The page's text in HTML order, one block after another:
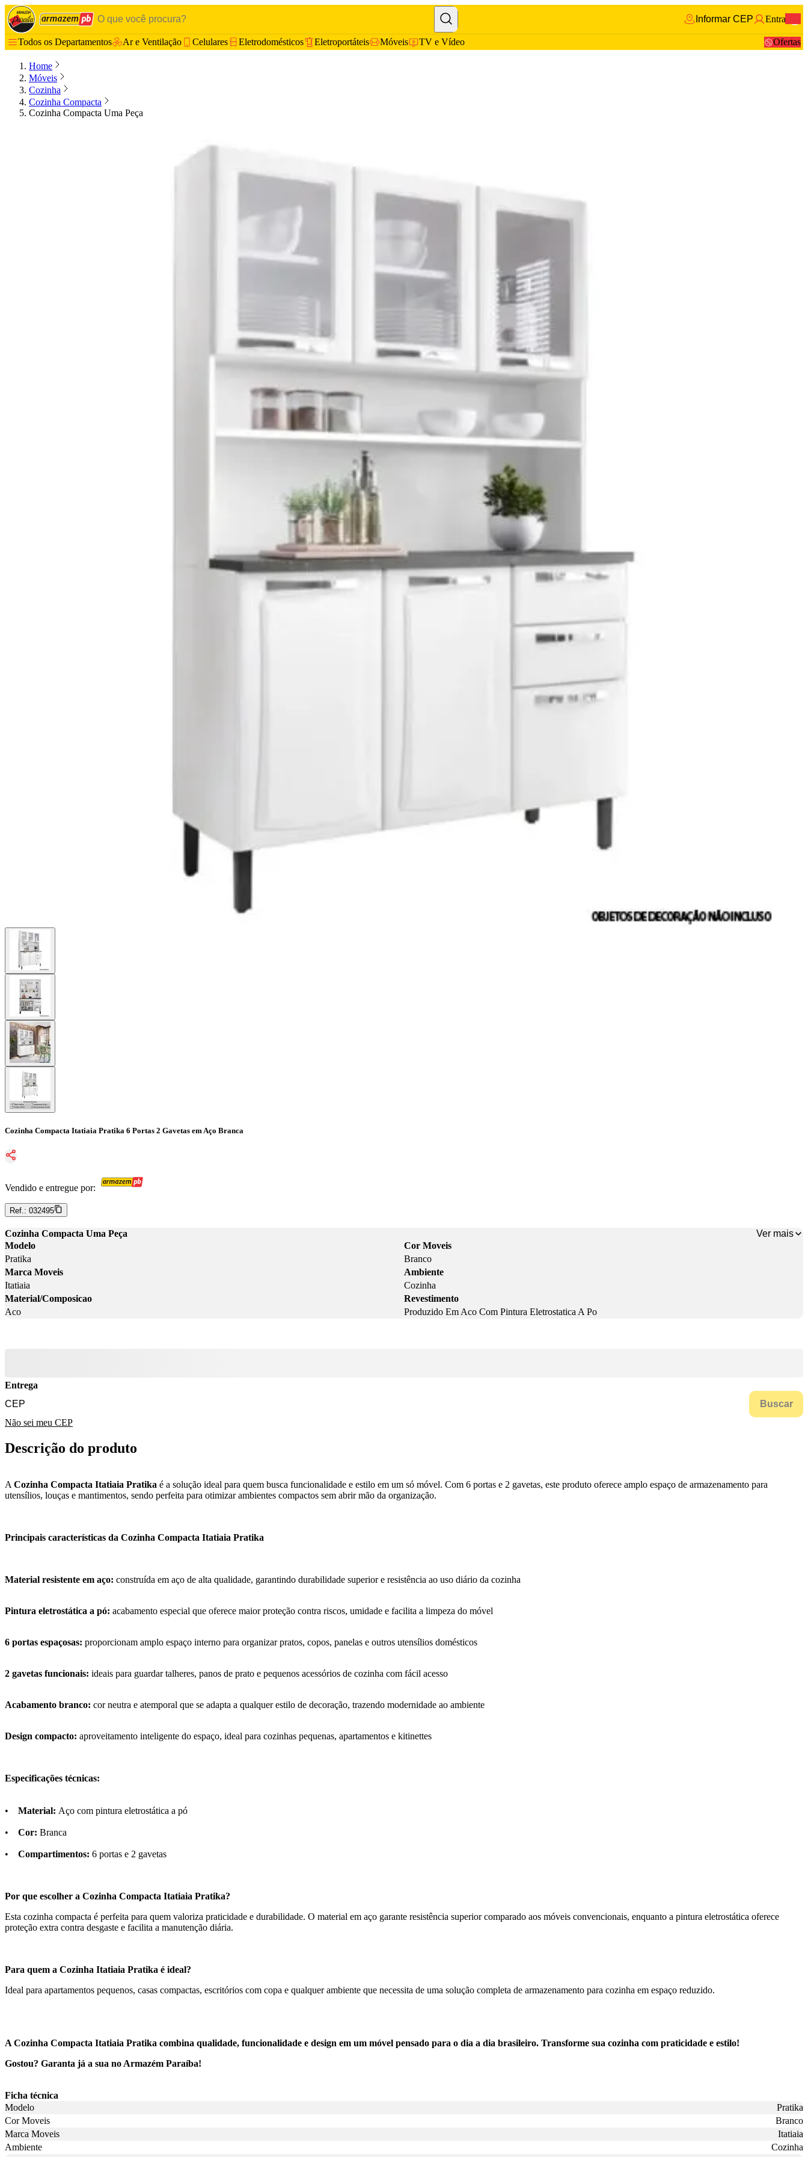
Informar CEP Entrar
Todos os Departamentos Ar e Ventilação Celulares Eletrodomésticos Eletroportáteis Móveis TV e Vídeo Ofertas
Home
Móveis
Cozinha
Cozinha Compacta
Cozinha Compacta Uma Peça
Cozinha Compacta Itatiaia Pratika 6 Portas 2 Gavetas em Aço Branca
Vendido e entregue por:
Ref.: 032495
Cozinha Compacta Uma Peça
Ver mais
Modelo
Pratika
Cor Moveis
Branco
Marca Moveis
Itatiaia
Ambiente
Cozinha
Material/Composicao
Aco
Revestimento
Produzido Em Aco Com Pintura Eletrostatica A Po
Entrega
Buscar
Não sei meu CEP
Descrição do produto
A Cozinha Compacta Itatiaia Pratika é a solução ideal para quem busca funcionalidade e estilo em um só móvel. Com 6 portas e 2 gavetas, este produto oferece amplo espaço de armazenamento para
utensílios, louças e mantimentos, sendo perfeita para otimizar ambientes compactos sem abrir mão da organização.
Principais características da Cozinha Compacta Itatiaia Pratika
Material resistente em aço: construída em aço de alta qualidade, garantindo durabilidade superior e resistência ao uso diário da cozinha
Pintura eletrostática a pó: acabamento especial que oferece maior proteção contra riscos, umidade e facilita a limpeza do móvel
6 portas espaçosas: proporcionam amplo espaço interno para organizar pratos, copos, panelas e outros utensílios domésticos
2 gavetas funcionais: ideais para guardar talheres, panos de prato e pequenos acessórios de cozinha com fácil acesso
Acabamento branco: cor neutra e atemporal que se adapta a qualquer estilo de decoração, trazendo modernidade ao ambiente
Design compacto: aproveitamento inteligente do espaço, ideal para cozinhas pequenas, apartamentos e kitinettes
Especificações técnicas:
• Material: Aço com pintura eletrostática a pó
• Cor: Branca
• Compartimentos: 6 portas e 2 gavetas
Por que escolher a Cozinha Compacta Itatiaia Pratika?
Esta cozinha compacta é perfeita para quem valoriza praticidade e durabilidade. O material em aço garante resistência superior comparado aos móveis convencionais, enquanto a pintura eletrostática oferece
proteção extra contra desgaste e facilita a manutenção diária.
Para quem a Cozinha Itatiaia Pratika é ideal?
Ideal para apartamentos pequenos, casas compactas, escritórios com copa e qualquer ambiente que necessita de uma solução completa de armazenamento para cozinha em espaço reduzido.
A Cozinha Compacta Itatiaia Pratika combina qualidade, funcionalidade e design em um móvel pensado para o dia a dia brasileiro. Transforme sua cozinha com praticidade e estilo!
Gostou? Garanta já a sua no Armazém Paraíba!
Ficha técnica
Modelo
Pratika
Cor Moveis
Branco
Marca Moveis
Itatiaia
Ambiente
Cozinha